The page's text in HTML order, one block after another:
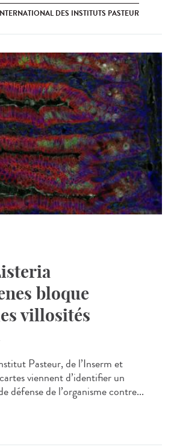
DES INSTITUTS PASTEUR
bloque
villosités
Pasteur, de l’Inserm et
viennent d’identifier un
défense de l’organisme contre...